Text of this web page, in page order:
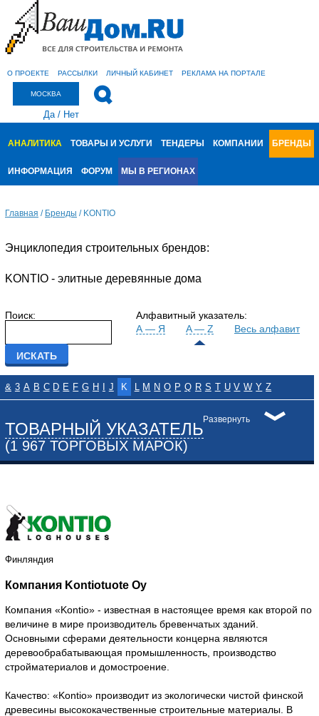
О ПРОЕКТЕ РАССЫЛКИ ЛИЧНЫЙ КАБИНЕТ РЕКЛАМА НА ПОРТАЛЕ
МОСКВА
Да/ Нет
АНАЛИТИКА ТОВАРЫ И УСЛУГИ ТЕНДЕРЫ КОМПАНИИ БРЕНДЫ
ИНФОРМАЦИЯ ФОРУМ МЫ В РЕГИОНАХ
Главная / Бренды /KONTIO
Энциклопедия строительных брендов:
KONTIO - элитные деревянные дома
Алфавитный указатель:
А — Я
A — Z Весь алфавит
Поиск:
& 3 A B C D E F G H J K L M N O P Q R S T U V W Y Z
Развернуть
ТОВАРНЫЙ УКАЗАТЕЛЬ
(1 967 ТОРГОВЫХ МАРОК)
Финляндия
Компания Kontiotuote Oy
Компания «Kontio» - известная в настоящее время как второй по
величине в мире производитель бревенчатых зданий.
Основными сферами деятельности концерна являются
деревообрабатывающая промышленность, производство
стройматериалов и домостроение.
Качество: «Kontio» производит из экологически чистой финской
древесины высококачественные строительные материалы. В